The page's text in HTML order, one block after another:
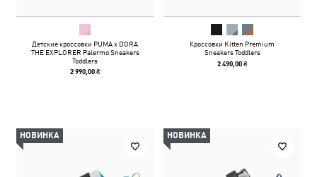
Детские кроссовки PUMA x DORA
THE EXPLORER Palermo Sneakers
Toddlers
2 990,00 ₴
Кроссовки Kitten Premium
Sneakers Toddlers
2 490,00 ₴
НОВИНКА НОВИНКА